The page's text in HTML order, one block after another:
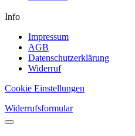
Info
Impressum
AGB
Datenschutzerklärung
Widerruf
Cookie Einstellungen
Widerrufsformular